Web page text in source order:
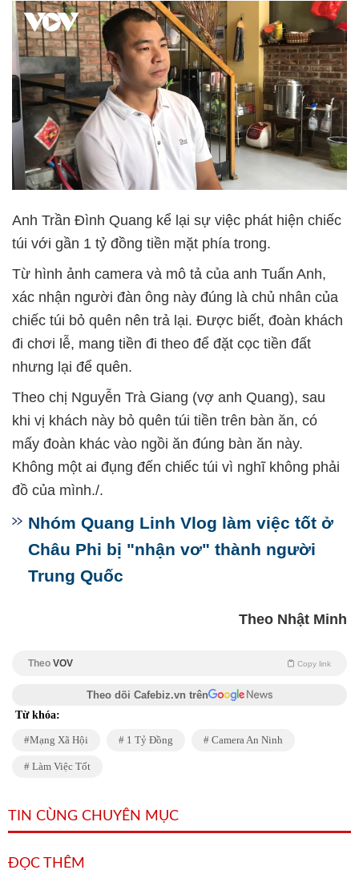
Anh Trần Đình Quang kể lại sự việc phát hiện chiếc
túi với gần 1 tỷ đồng tiền mặt phía trong.
Từ hình ảnh camera và mô tả của anh Tuấn Anh,
xác nhận người đàn ông này đúng là chủ nhân của
chiếc túi bỏ quên nên trả lại. Được biết, đoàn khách
đi chơi lễ, mang tiền đi theo để đặt cọc tiền đất
nhưng lại để quên.
Theo chị Nguyễn Trà Giang (vợ anh Quang), sau
khi vị khách này bỏ quên túi tiền trên bàn ăn, có
mấy đoàn khác vào ngồi ăn đúng bàn ăn này.
Không một ai đụng đến chiếc túi vì nghĩ không phải
đồ của mình./.
Nhóm Quang Linh Vlog làm việc tốt ở
Châu Phi bị "nhận vơ" thành người
Trung Quốc
Theo Nhật Minh
Theo VOV Copy link
Theo dõi Cafebiz.vn trên
Từ khóa:
Mạng Xã Hội 1 Tỷ Đồng Camera An Ninh
Làm Việc Tốt
TIN CÙNG CHUYÊN MỤC
ĐỌC THÊM